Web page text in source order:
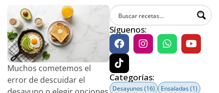
Muchos cometemos el
error de descuidar el
Síguenos:
Categorías:
Desayunos(16) Ensaladas(1)